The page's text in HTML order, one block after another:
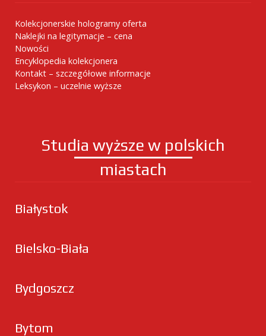
Kolekcjonerskie hologramy oferta
Naklejki na legitymacje – cena
Nowości
Encyklopedia kolekcjonera
Kontakt – szczegółowe informacje
Leksykon – uczelnie wyższe
Studia wyższe w polskich
miastach
Białystok
Bielsko-Biała
Bydgoszcz
Bytom